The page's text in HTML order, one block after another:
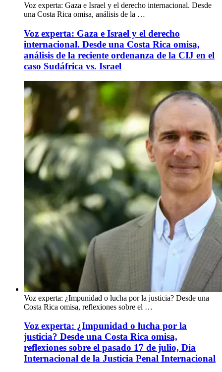
Voz experta: Gaza e Israel y el derecho internacional. Desde
una Costa Rica omisa, análisis de la …
Voz experta: Gaza e Israel y el derecho
internacional. Desde una Costa Rica omisa,
análisis de la reciente ordenanza de la CIJ en el
caso Sudáfrica vs. Israel
Voz experta: ¿Impunidad o lucha por la justicia? Desde una
Costa Rica omisa, reflexiones sobre el …
Voz experta: ¿Impunidad o lucha por la
justicia? Desde una Costa Rica omisa,
reflexiones sobre el pasado 17 de julio, Día
Internacional de la Justicia Penal Internacional